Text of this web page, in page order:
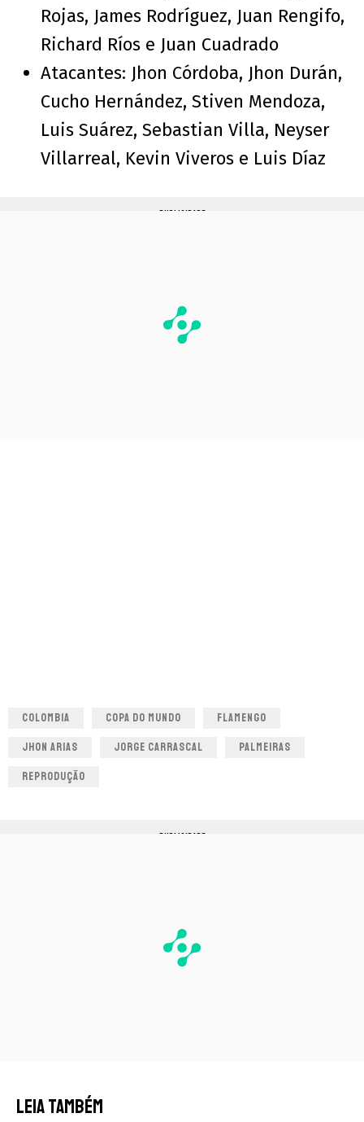
Rojas, James Rodríguez, Juan Rengifo,
Richard Ríos e Juan Cuadrado
Atacantes: Jhon Córdoba, Jhon Durán,
Cucho Hernández, Stiven Mendoza,
Luis Suárez, Sebastian Villa, Neyser
Villarreal, Kevin Viveros e Luis Díaz
PUBLICIDADE
COLOMBIA COPA DO MUNDO FLAMENGO
JHON ARIAS JORGE CARRASCAL PALMEIRAS
REPRODUÇÃO
PUBLICIDADE
LEIA TAMBÉM